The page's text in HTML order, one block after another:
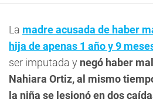
La madre acusada de haber
hija de apenas 1 año y 9
ser imputada y negó haber
Nahiara Ortiz, al mismo
la niña se lesionó en dos